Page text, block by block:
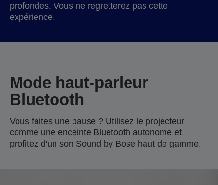
profondes. Vous ne regretterez pas cette
expérience.
Mode haut-parleur
Bluetooth
Vous faites une pause ? Utilisez le projecteur
comme une enceinte Bluetooth autonome et
profitez d'un son Sound by Bose haut de gamme.